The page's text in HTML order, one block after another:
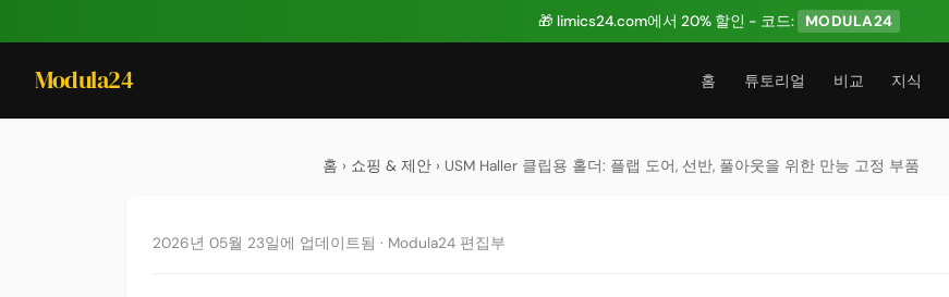
🎁 limics24.com에서 20% 할인 - 코드: MODULA24
Modula24 홈 튜토리얼 비교 지식
홈 › 쇼핑 & 제안 › USM Haller 클립용 홀더: 플랩 도어, 선반, 풀아웃을 위한 만능 고정 부품
2026년 05월 23일에 업데이트됨 · Modula24 편집부